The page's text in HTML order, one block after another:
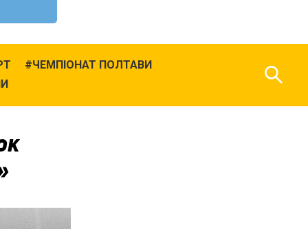
ЧЕМПІОНАТ ПОЛТАВИ